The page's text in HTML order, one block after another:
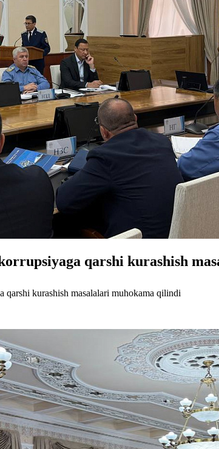
qarshi kurashish
qarshi kurashish masalalari muhokama qilindi